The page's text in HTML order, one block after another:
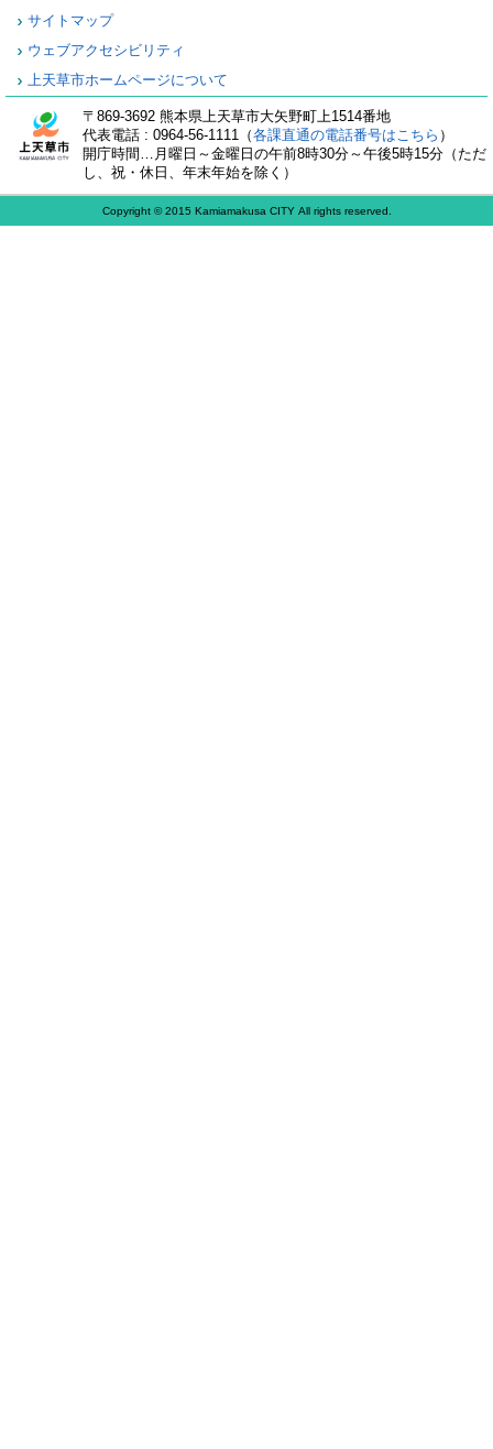
サイトマップ
ウェブアクセシビリティ
上天草市ホームページについて
〒869-3692 熊本県上天草市大矢野町上1514番地
代表電話 : 0964-56-1111（各課直通の電話番号はこちら ）
開庁時間…月曜日～金曜日の午前8時30分～午後5時15分（ただ
し、祝・休日、年末年始を除く）
Copyright © 2015 Kamiamakusa CITY All rights reserved.